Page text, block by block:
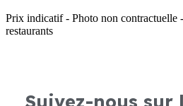
Prix indicatif - Photo non contractuelle
restaurants
Suivez-nous sur